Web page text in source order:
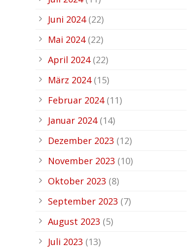
Juni 2024(22)
Mai 2024(22)
April 2024(22)
März 2024(15)
Februar 2024(11)
Januar 2024(14)
Dezember 2023 (12)
November 2023 (10)
Oktober 2023 (8)
September 2023 (7)
August 2023 (5)
Juli 2023 (13)